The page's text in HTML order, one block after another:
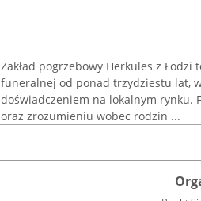
Zakład pogrzebowy Herkules z
funeralnej od ponad trzydziestu lat,
doświadczeniem na lokalnym rynku.
oraz zrozumieniu wobec rodzin ...